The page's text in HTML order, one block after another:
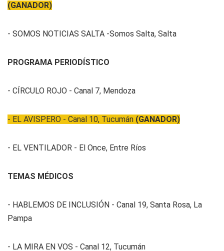
(GANADOR)
- SOMOS NOTICIAS SALTA -Somos Salta, Salta
PROGRAMA PERIODÍSTICO
- CÍRCULO ROJO - Canal 7, Mendoza
- EL AVISPERO - Canal 10, Tucumán (GANADOR)
- EL VENTILADOR - El Once, Entre Ríos
TEMAS MÉDICOS
- HABLEMOS DE INCLUSIÓN - Canal 19, Santa Rosa, La
Pampa
- LA MIRA EN VOS - Canal 12, Tucumán